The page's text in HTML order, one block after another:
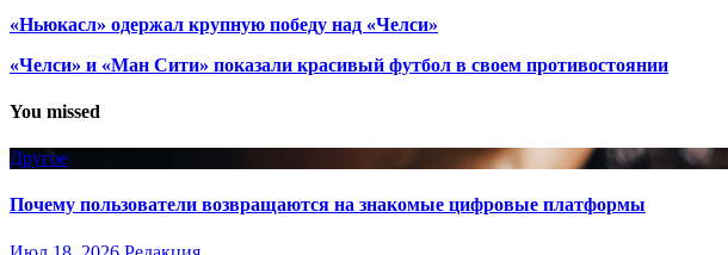
«Ньюкасл» одержал крупную победу над «Челси»
«Челси» и «Ман Сити» показали красивый футбол в своем противостоянии
You missed
Другое
Почему пользователи возвращаются на знакомые цифровые платформы